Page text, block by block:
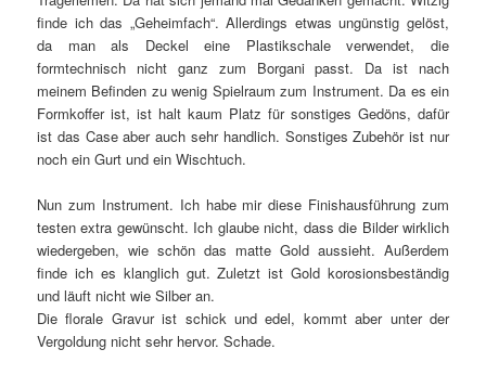
finde ich das „Geheimfach“. Allerdings etwas ungünstig gelöst,
da man als Deckel eine Plastikschale verwendet, die
formtechnisch nicht ganz zum Borgani passt. Da ist nach
meinem Befinden zu wenig Spielraum zum Instrument. Da es ein
Formkoffer ist, ist halt kaum Platz für sonstiges Gedöns, dafür
ist das Case aber auch sehr handlich. Sonstiges Zubehör ist nur
noch ein Gurt und ein Wischtuch.
Nun zum Instrument. Ich habe mir diese Finishausführung zum
testen extra gewünscht. Ich glaube nicht, dass die Bilder wirklich
wiedergeben, wie schön das matte Gold aussieht. Außerdem
finde ich es klanglich gut. Zuletzt ist Gold korosionsbeständig
und läuft nicht wie Silber an.
Die florale Gravur ist schick und edel, kommt aber unter der
Vergoldung nicht sehr hervor. Schade.